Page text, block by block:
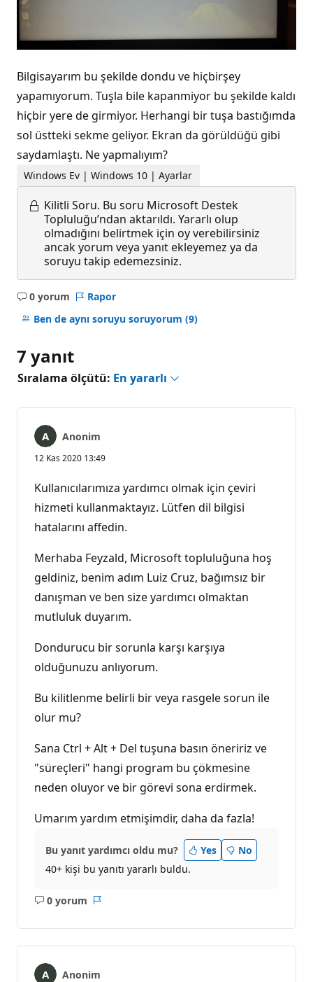
Bilgisayarım bu şekilde dondu ve hiçbirşey
yapamıyorum. Tuşla bile kapanmiyor bu şekilde kaldı
hiçbir yere de girmiyor. Herhangi bir tuşa bastığımda
sol üstteki sekme geliyor. Ekran da görüldüğü gibi
saydamlaştı. Ne yapmalıyım?
Windows Ev | Windows 10 | Ayarlar
Kilitli Soru. Bu soru Microsoft Destek
Topluluğu’ndan aktarıldı. Yararlı olup
olmadığını belirtmek için oy verebilirsiniz
ancak yorum veya yanıt ekleyemez ya da
soruyu takip edemezsiniz.
0 yorum
Açıklama
yok
Rapor
Ben de aynı soruyu soruyorum (9)
7 yanıt
Sıralama ölçütü: En yararlı
Anonim
12 Kas 2020 13:49
Kullanıcılarımıza yardımcı olmak için çeviri
hizmeti kullanmaktayız. Lütfen dil bilgisi
hatalarını affedin.
Merhaba Feyzald, Microsoft topluluğuna hoş
geldiniz, benim adım Luiz Cruz, bağımsız bir
danışman ve ben size yardımcı olmaktan
mutluluk duyarım.
Dondurucu bir sorunla karşı karşıya
olduğunuzu anlıyorum.
Bu kilitlenme belirli bir veya rasgele sorun ile
olur mu?
Sana Ctrl + Alt + Del tuşuna basın öneririz ve
"süreçleri" hangi program bu çökmesine
neden oluyor ve bir görevi sona erdirmek.
Umarım yardım etmişimdir, daha da fazla!
Bu yanıt yardımcı oldu mu? Yes
No
40+ kişi bu yanıtı yararlı buldu.
0 yorum
Açıklama
Anonim